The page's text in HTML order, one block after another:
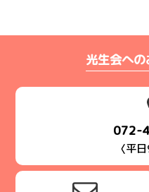
光生会へ
072-
〈平